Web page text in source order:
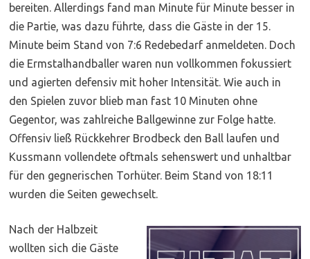
bereiten. Allerdings fand man Minute für Minute besser in
die Partie, was dazu führte, dass die Gäste in der 15.
Minute beim Stand von 7:6 Redebedarf anmeldeten. Doch
die Ermstalhandballer waren nun vollkommen fokussiert
und agierten defensiv mit hoher Intensität. Wie auch in
den Spielen zuvor blieb man fast 10 Minuten ohne
Gegentor, was zahlreiche Ballgewinne zur Folge hatte.
Offensiv ließ Rückkehrer Brodbeck den Ball laufen und
Kussmann vollendete oftmals sehenswert und unhaltbar
für den gegnerischen Torhüter. Beim Stand von 18:11
wurden die Seiten gewechselt.
Nach der Halbzeit
wollten sich die Gäste